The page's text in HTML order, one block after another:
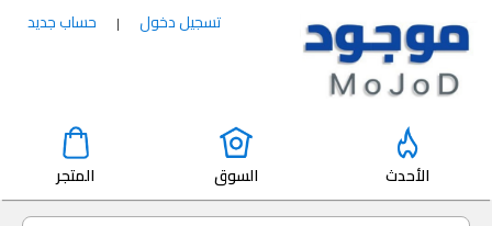
تسجيل دخول | حساب جديد
الأحدث السوق المتجر